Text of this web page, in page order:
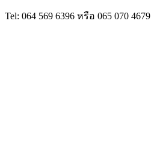
Tel: 064 569 6396 หรือ 065 070 4679